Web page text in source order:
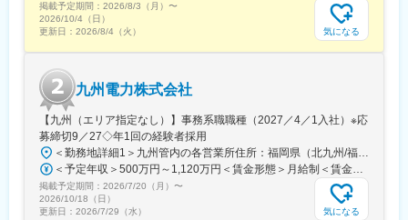
（1） 資格取得向け外部講習は上限なく会社負担。平日の研修も
業務時間扱い。
（2） 資格試験の受験料、旅費・交通費・宿泊費は全額会社負
（3） 合格時は祝金支給（技術士30万円、施工管理3～10万
円）。
（4） 各拠点の合格者である先輩が、試験傾向や面接対策まで手
厚くサポート。
◎ J-POWERグループの安定性
東京電力など大手へ電力・エネルギーを安定供給。
火力発電所の副産物をセメント原料や肥料として活用するなど、
環境配慮型の循環社会を目指した事業を展開しています。
掲載予定期間： 2026/8/3（月） 〜
2026/10/4（日）
更新日： 2026/8/4（火） 気になる
九州電力株式会社
【九州（エリア指定なし）】事務系職職種（2027／4／1入社）※応
募締切9／27◇年1回の経験者採用
＜勤務地詳細1＞九州管内の各営業所住所：福岡県（北九州/福岡地区）、佐賀県、長崎県、大分県、熊本県、宮崎県、鹿児島県 受動喫煙対策：屋内全面禁煙＜勤務地詳細2＞東京支社住所：東京都千代田区有楽町１-７-１ 有楽町電気ビルヂング北館７階勤務地最寄駅：京浜東北線／有楽町駅受動喫煙対策：屋内全面禁煙変更の範囲：会社の定める事業所（リモートワーク含む）
＜予定年収＞500万円～1,120万円＜賃金形態＞月給制＜賃金内訳＞月額（基本給）：200,000円～450,000円＜月給＞200,000円～450,000円＜昇給有無＞有＜残業手当＞有＜給与補足＞■賞与：年２回（6月、12月）、昇進：能力主義に基づく昇進管理※モデル年収（前年度実績に基づいて算出（時間外20時間程度/月 想定、賞与込み、扶養手当、その他手当含まず））：・33歳・主任クラス 年収：700～760 万円程度・41歳・副長クラス 年収：1,030～1,120 万円程度賃金はあくまでも目安の金額であり、選考を通じて上下する可能性があります。月給(月額)は固定手当を含めた表記です。
掲載予定期間： 2026/7/20（月） 〜
2026/10/18（日）
更新日： 2026/7/29（水） 気になる